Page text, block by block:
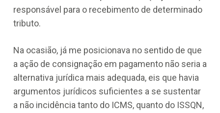
responsável para o recebimento de determinado
tributo.
Na ocasião, já me posicionava no sentido de que
a ação de consignação em pagamento não seria a
alternativa jurídica mais adequada, eis que havia
argumentos jurídicos suficientes a se sustentar
a não incidência tanto do ICMS, quanto do ISSQN,